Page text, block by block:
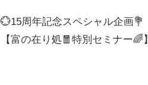
💮15周年記念スペシャル企画💐
【富の在り処🧧特別セミナー🌈】